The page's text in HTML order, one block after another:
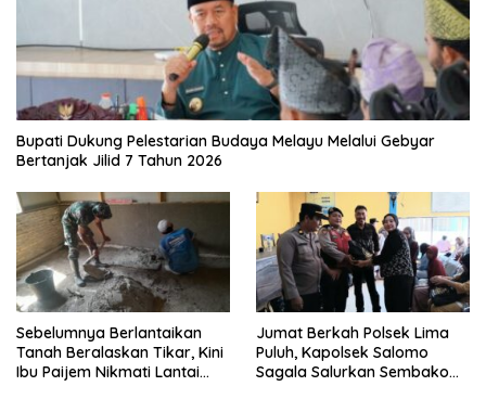
Bupati Dukung Pelestarian Budaya Melayu Melalui Gebyar
Bertanjak Jilid 7 Tahun 2026
Sebelumnya Berlantaikan
Tanah Beralaskan Tikar, Kini
Ibu Paijem Nikmati Lantai
Jumat Berkah Polsek Lima
Puluh, Kapolsek Salomo
Sagala Salurkan Sembako